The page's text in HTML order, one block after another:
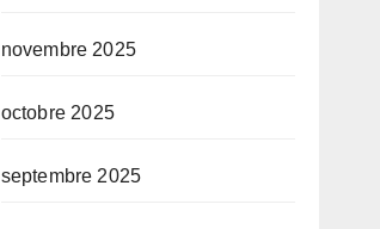
novembre 2025
octobre 2025
septembre 2025